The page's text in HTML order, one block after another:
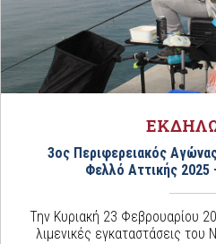
3ος Περιφερειακός
Φελλό Αττικής
Την Κυριακή 23 Φεβρουαρίου
λιμενικές εγκαταστάσεις